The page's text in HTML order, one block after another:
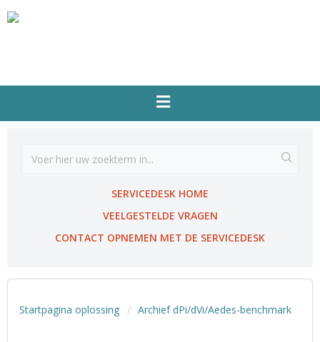
SERVICEDESK HOME
VEELGESTELDE VRAGEN
CONTACT OPNEMEN MET DE SERVICEDESK
Startpagina oplossing Archief dPi/dVi/Aedes-benchmark